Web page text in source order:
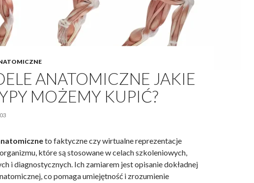
ANATOMICZNE JAKIE
MOŻEMY KUPIĆ?
to faktyczne czy wirtualne reprezentacje
które są stosowane w celach szkoleniowych,
i diagnostycznych. Ich zamiarem jest opisanie dokładnej
co pomaga umiejętność i zrozumienie